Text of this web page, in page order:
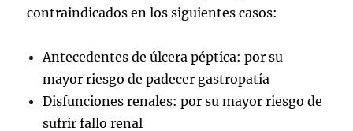
contraindicados en los siguientes casos:
Antecedentes de úlcera péptica: por su
mayor riesgo de padecer gastropatía
Disfunciones renales: por su mayor riesgo de
sufrir fallo renal